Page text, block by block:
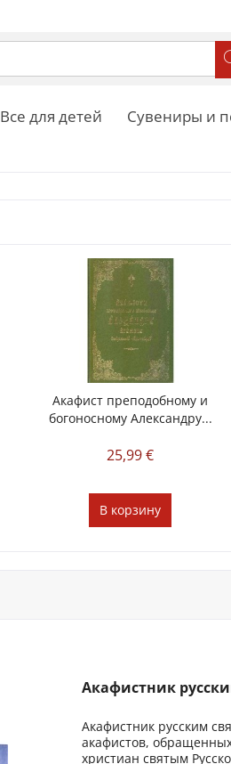
Все для детей Сувениры и
Акафист преподобному и
богоносному Александру...
25,99 €
В корзину
Акафистник
Акафистник русским
акафистов,
христиан святым